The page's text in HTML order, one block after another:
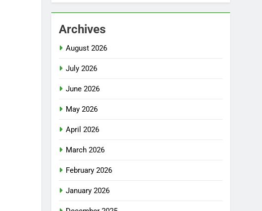
Archives
August 2026
July 2026
June 2026
May 2026
April 2026
March 2026
February 2026
January 2026